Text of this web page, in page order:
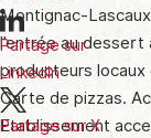
Montignac-
l’entrée au
producteurs
Carte de pizzas.
Etablissement
Partage sur
LinkedIn
Partage sur X